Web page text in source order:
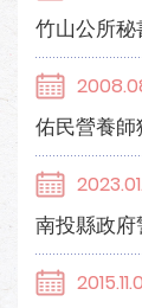
竹山公所
佑民營養師
南投縣政